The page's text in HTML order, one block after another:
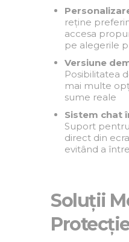
reține
accesa
pe alegerile
Versiune
Posibilitatea
mai multe
sume reale
Sistem chat
Suport
direct din
evitând a
Soluții